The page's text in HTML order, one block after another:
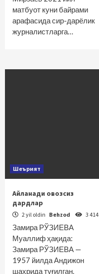
матбуот куни байрами
арафасида сир-дарёлик
журналистларга…
Шеърият
Айланади овозсиз
дардлар
2 yil oldin Behzod 3 414
Замира РЎЗИЕВА
Муаллиф ҳақида:
Замира РЎЗИЕВА —
1957 йилда Андижон
шаҳрида туғилган.